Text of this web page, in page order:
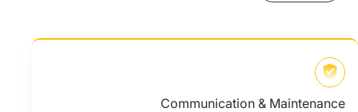
Communication & Maintenance